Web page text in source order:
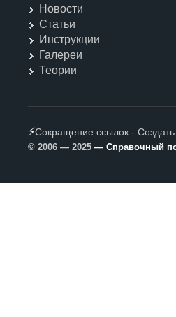
Новости
Статьи
Инструкции
Галереи
Теории
⚡Сокращение ссылок - Создать
© 2006 — 2025 — Справочный